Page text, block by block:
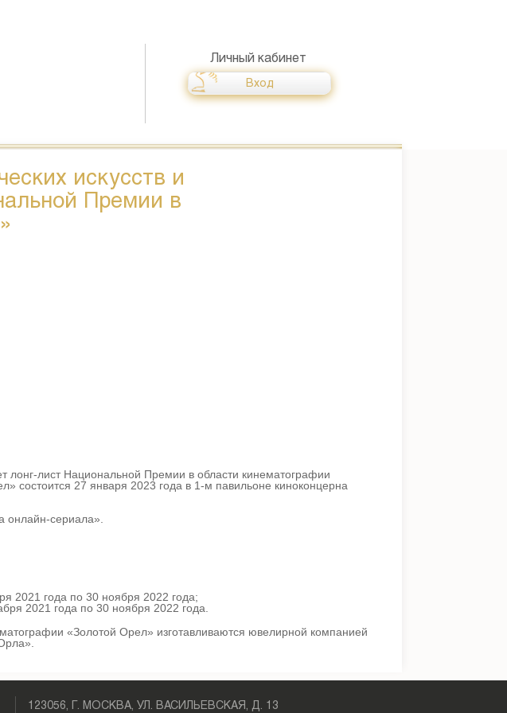
Личный кабинет
Вход
искусств и
Премии в
лонг-лист Национальной Премии в области кинематографии
состоится 27 января 2023 года в 1-м павильоне киноконцерна
онлайн-сериала».
2021 года по 30 ноября 2022 года;
2021 года по 30 ноября 2022 года.
«Золотой Орел» изготавливаются ювелирной компанией
123056, Г. МОСКВА, УЛ. ВАСИЛЬЕВСКАЯ, Д. 13